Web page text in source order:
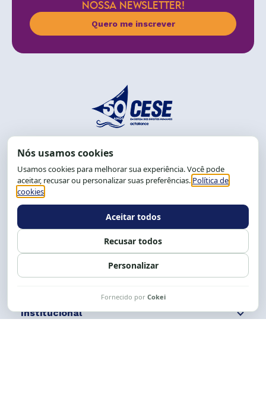
NOSSA NEWSLETTER!
Quero me inscrever
End.: R. da Graça, 150. Graça
CEP: 40.150-055
Salvador-BA, Brasil.
Tel.: (71) 2104-5457, Cel.: (71) 9 9239-2104 ou 2105
Expediente: 8h às 12h e 13 às 17h.
Siga nossas redes Fale conosco
Institucional